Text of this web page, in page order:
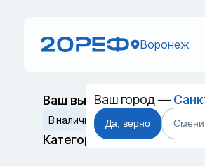
Воронеж
Ваш город —
Да, верно
Ваш выбор
Сбросить
В наличии
Категории